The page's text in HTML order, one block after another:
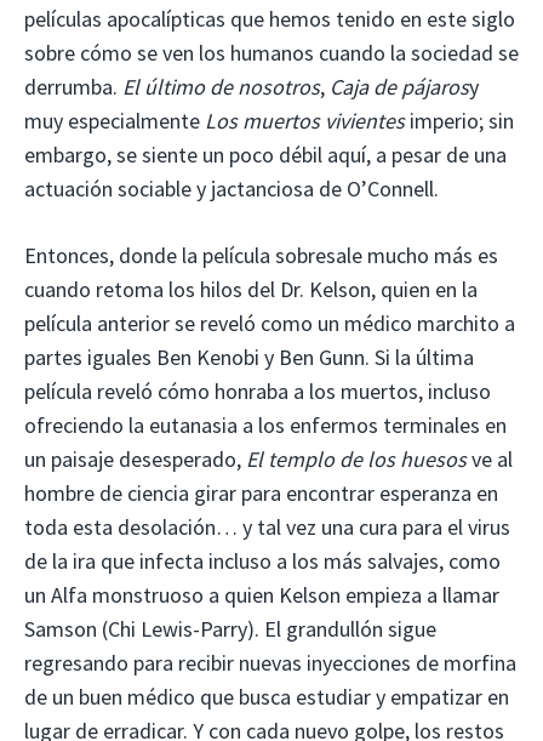
películas apocalípticas que hemos tenido en este siglo
sobre cómo se ven los humanos cuando la sociedad se
derrumba. El último de nosotros, Caja de pájarosy
muy especialmente Los muertos vivientesimperio; sin
embargo, se siente un poco débil aquí, a pesar de una
actuación sociable y jactanciosa de O’Connell.
Entonces, donde la película sobresale mucho más es
cuando retoma los hilos del Dr. Kelson, quien en la
película anterior se reveló como un médico marchito a
partes iguales Ben Kenobi y Ben Gunn. Si la última
película reveló cómo honraba a los muertos, incluso
ofreciendo la eutanasia a los enfermos terminales en
un paisaje desesperado, El templo de los huesosve al
hombre de ciencia girar para encontrar esperanza en
toda esta desolación… y tal vez una cura para el virus
de la ira que infecta incluso a los más salvajes, como
un Alfa monstruoso a quien Kelson empieza a llamar
Samson (Chi Lewis-Parry). El grandullón sigue
regresando para recibir nuevas inyecciones de morfina
de un buen médico que busca estudiar y empatizar en
lugar de erradicar. Y con cada nuevo golpe, los restos